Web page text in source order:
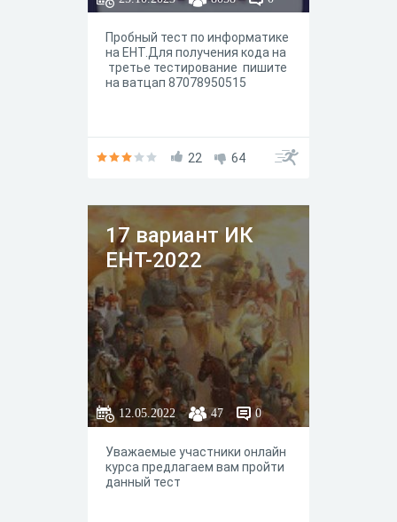
Пробный тест по информатике
на ЕНТ.Для получения кода на
третье тестирование пишите
на ватцап 87078950515
22 64
17 вариант ИК
ЕНТ-2022
12.05.2022 47 0
Уважаемые участники онлайн
курса предлагаем вам пройти
данный тест